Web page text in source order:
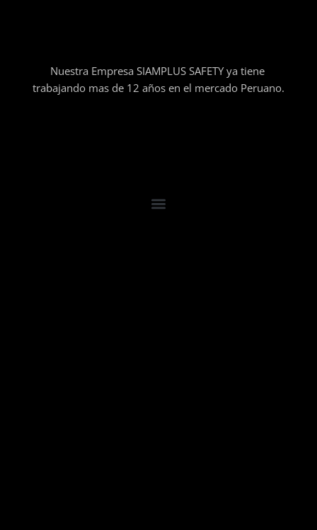
Nuestra Empresa SIAMPLUS SAFETY ya tiene
trabajando mas de 12 años en el mercado Peruano.